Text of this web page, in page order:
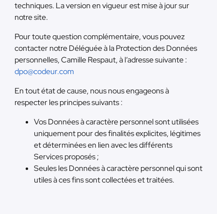
techniques. La version en vigueur est mise à jour sur
notre site.
Pour toute question complémentaire, vous pouvez
contacter notre Déléguée à la Protection des Données
personnelles, Camille Respaut, à l’adresse suivante :
dpo@codeur.com
En tout état de cause, nous nous engageons à
respecter les principes suivants :
Vos Données à caractère personnel sont utilisées
uniquement pour des finalités explicites, légitimes
et déterminées en lien avec les différents
Services proposés ;
Seules les Données à caractère personnel qui sont
utiles à ces fins sont collectées et traitées.